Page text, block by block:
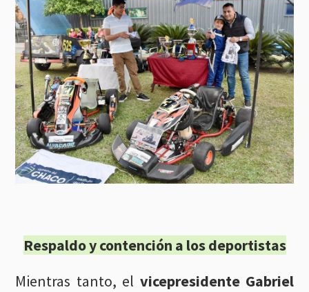
Respaldo y contención a los deportistas
Mientras tanto, el vicepresidente Gabriel